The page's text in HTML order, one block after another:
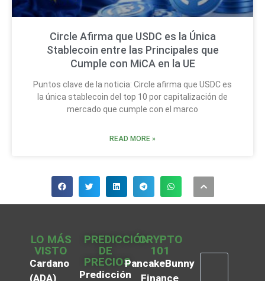
Circle Afirma que USDC es la Única
Stablecoin entre las Principales que
Cumple con MiCA en la UE
Puntos clave de la noticia: Circle afirma que USDC es
la única stablecoin del top 10 por capitalización de
mercado que cumple con el marco
READ MORE »
LO MÁS
VISTO
Cardano
(ADA)
PREDICCIÓN
DE
PRECIOS
Predicción
CRYPTO
101
PancakeBunny
Finance